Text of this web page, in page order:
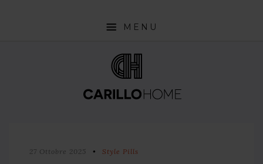
MENU
INTERIOR DESIGN TRENDS
NEWS27 Ottobre 2025 Style Pills